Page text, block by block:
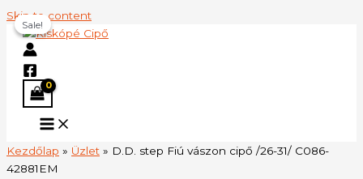
Skip to content
Kezdőlap » Üzlet » D.D. step Fiú vászon cipő /26-31/ C086-
42881EM
Sale!
Sale!